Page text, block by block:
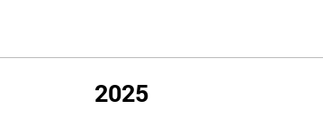
2025